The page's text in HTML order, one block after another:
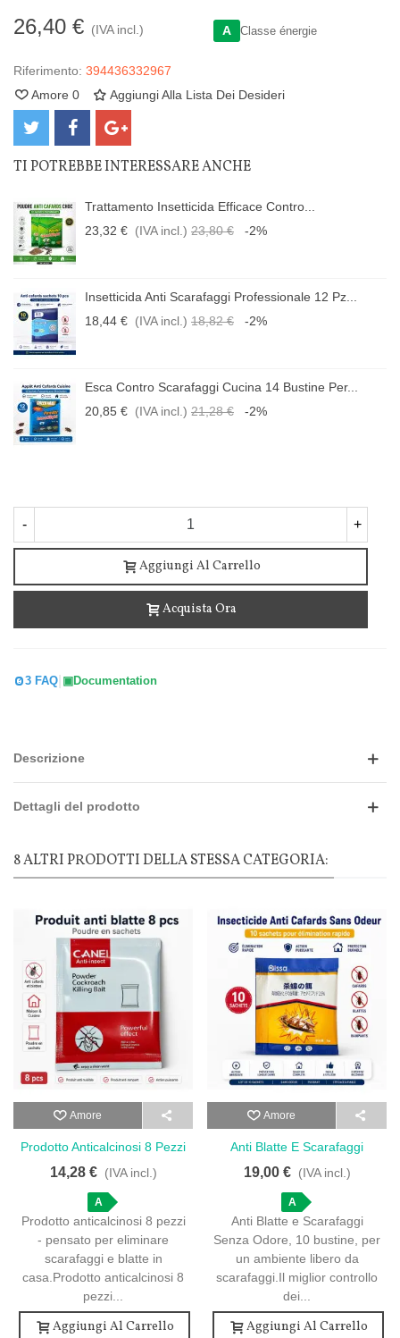
26,40 € (IVA incl.) A Classe énergie
Riferimento: 394436332967
Amore 0 Aggiungi Alla Lista Dei Desideri
TI POTREBBE INTERESSARE ANCHE
Trattamento Insetticida Efficace Contro...
23,32 € (IVA incl.) 23,80 € -2%
Insetticida Anti Scarafaggi Professionale 12 Pz...
18,44 € (IVA incl.) 18,82 € -2%
Esca Contro Scarafaggi Cucina 14 Bustine Per...
20,85 € (IVA incl.) 21,28 € -2%
- +
Aggiungi Al Carrello
Acquista Ora
3 FAQ Documentation
Descrizione
Dettagli del prodotto
8 ALTRI PRODOTTI DELLA STESSA CATEGORIA:
Amore
Prodotto Anticalcinosi 8 Pezzi
- Efficace Contro Scarafaggi
14,28 € (IVA incl.)
A
Prodotto anticalcinosi 8 pezzi
- pensato per eliminare
scarafaggi e blatte in
casa.Prodotto anticalcinosi 8
pezzi...
Aggiungi Al Carrello
Amore
Anti Blatte E Scarafaggi
Senza Odore - Efficace
Contro L'infestazione
19,00 € (IVA incl.)
A
Anti Blatte e Scarafaggi
Senza Odore, 10 bustine, per
un ambiente libero da
scarafaggi.Il miglior controllo
dei...
Aggiungi Al Carrello